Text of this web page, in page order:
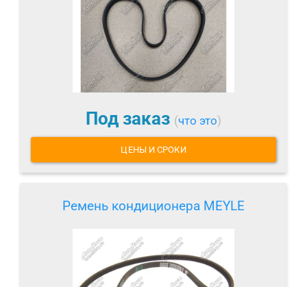
Под заказ (что это)
ЦЕНЫ И СРОКИ
Ремень кондиционера MEYLE